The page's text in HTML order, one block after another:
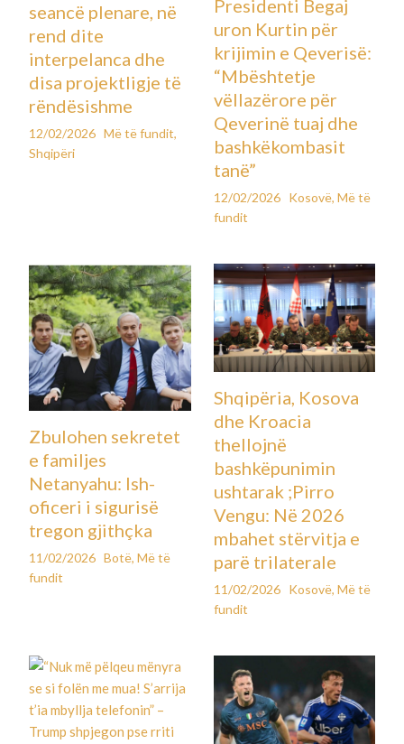
seancë plenare, në
rend dite
interpelanca dhe
disa projektligje të
rëndësishme
12/02/2026 Më të fundit,
Shqipëri
Presidenti Begaj
uron Kurtin për
krijimin e Qeverisë:
“Mbështetje
vëllazërore për
Qeverinë tuaj dhe
bashkëkombasit
tanë”
12/02/2026 Kosovë, Më të
fundit
Zbulohen sekretet
e familjes
Netanyahu: Ish-
oficeri i sigurisë
tregon gjithçka
11/02/2026 Botë,Më të
fundit
Shqipëria, Kosova
dhe Kroacia
thellojnë
bashkëpunimin
ushtarak ;Pirro
Vengu: Në 2026
mbahet stërvitja e
parë trilaterale
11/02/2026 Kosovë, Më të
fundit